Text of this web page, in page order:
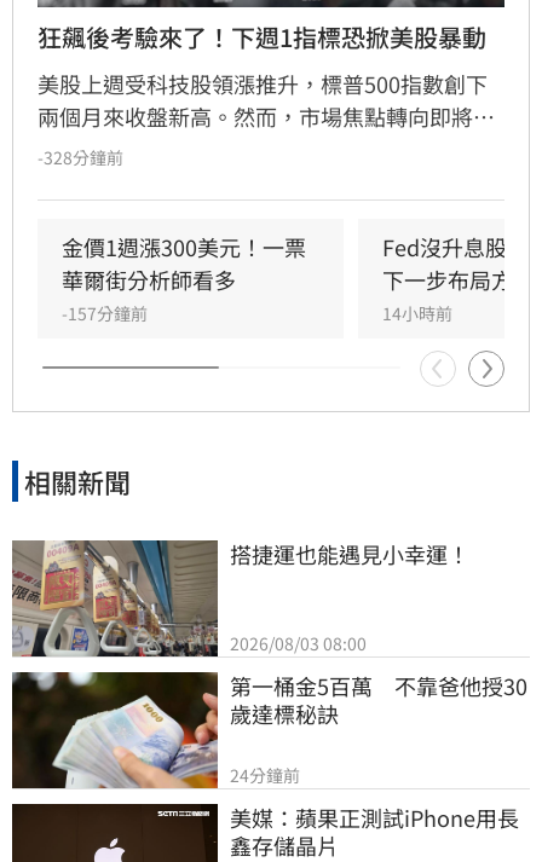
狂飆後考驗來了！下週1指標恐掀美股暴動
美股上週受科技股領漲推升，標普500指數創下
兩個月來收盤新高。然而，市場焦點轉向即將公
布的7月消費者物價指數（CPI），該數據將成為
彈恐引發股市拋售。目前市場對9月升息的預期
因就業數據疲軟而降溫，但油價波動與通膨焦慮
仍是主要風險。
-328分鐘前
金價1週漲300美元！一票
華爾街分析師看多
-157分鐘前
Fed沒升息股市
下一步布局方向
14小時前
相關新聞
搭捷運也能遇見小幸運！
2026/08/03 08:00
第一桶金5百萬　不靠爸他授30
歲達標秘訣
24分鐘前
美媒：蘋果正測試iPhone用長
鑫存儲晶片